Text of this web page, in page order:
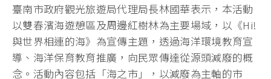
臺南市政府觀光旅遊局代理局長林國華表示，本活動
以雙春濱海遊憩區及周邊紅樹林為主要場域，以《Hi!
與世界相連的海》為宣傳主題，透過海洋環境教育宣
導、海洋保育教育推廣，向民眾傳達從源頭減廢的概
念。活動內容包括「海之市」，以減廢為主軸的市